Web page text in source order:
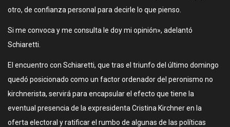
otro, de confianza personal para decirle lo que pienso.
Si me convoca y me consulta le doy mi opinión», adelantó
Schiaretti.
El encuentro con Schiaretti, que tras el triunfo del último domingo
quedó posicionado como un factor ordenador del peronismo no
kirchnerista, servirá para encapsular el efecto que tiene la
eventual presencia de la expresidenta Cristina Kirchner en la
oferta electoral y ratificar el rumbo de algunas de las políticas